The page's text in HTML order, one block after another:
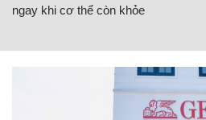
ngay khi cơ thể còn khỏe